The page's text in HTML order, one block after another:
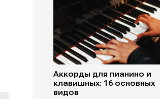
Аккорды для пианино и
клавишных: 16 основных
видов